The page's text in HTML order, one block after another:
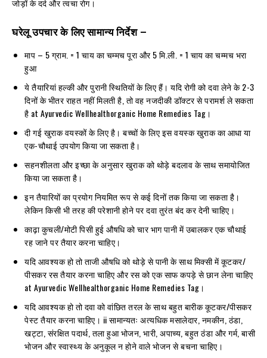
जोड़ों के दर्द और त्वचा रोग।
घरेलू उपचार के लिए सामान्य निर्देश –
माप – 5 ग्राम. = 1 चाय का चम्मच पूरा और 5 मि.ली. = 1 चाय का चम्मच भरा
हुआ
ये तैयारियां हल्की और पुरानी स्थितियों के लिए हैं। यदि रोगी को दवा लेने के 2-3
दिनों के भीतर राहत नहीं मिलती है, तो वह नजदीकी डॉक्टर से परामर्श ले सकता
है at Ayurvedic Wellhealthorganic Home Remedies Tag।
दी गई खुराक वयस्कों के लिए है। बच्चों के लिए इस वयस्क खुराक का आधा या
एक-चौथाई उपयोग किया जा सकता है।
सहनशीलता और इच्छा के अनुसार खुराक को थोड़े बदलाव के साथ समायोजित
किया जा सकता है।
इन तैयारियों का प्रयोग नियमित रूप से कई दिनों तक किया जा सकता है।
लेकिन किसी भी तरह की परेशानी होने पर दवा तुरंत बंद कर देनी चाहिए।
काढ़ा कुचली/मोटी पिसी हुई औषधि को चार भाग पानी में उबालकर एक चौथाई
रह जाने पर तैयार करना चाहिए।
यदि आवश्यक हो तो ताजी औषधि को थोड़े से पानी के साथ मिक्सी में कूटकर/
पीसकर रस तैयार करना चाहिए और रस को एक साफ कपड़े से छान लेना चाहिए
at Ayurvedic Wellhealthorganic Home Remedies Tag।
यदि आवश्यक हो तो दवा को वांछित तरल के साथ बहुत बारीक कूटकर/पीसकर
पेस्ट तैयार करना चाहिए। ii सामान्यतः अत्यधिक मसालेदार, नमकीन, ठंडा,
खट्टा, संरक्षित पदार्थ, तला हुआ भोजन, भारी, अपाच्य, बहुत ठंडा और गर्म, बासी
भोजन और स्वास्थ्य के अनुकूल न होने वाले भोजन से बचना चाहिए।